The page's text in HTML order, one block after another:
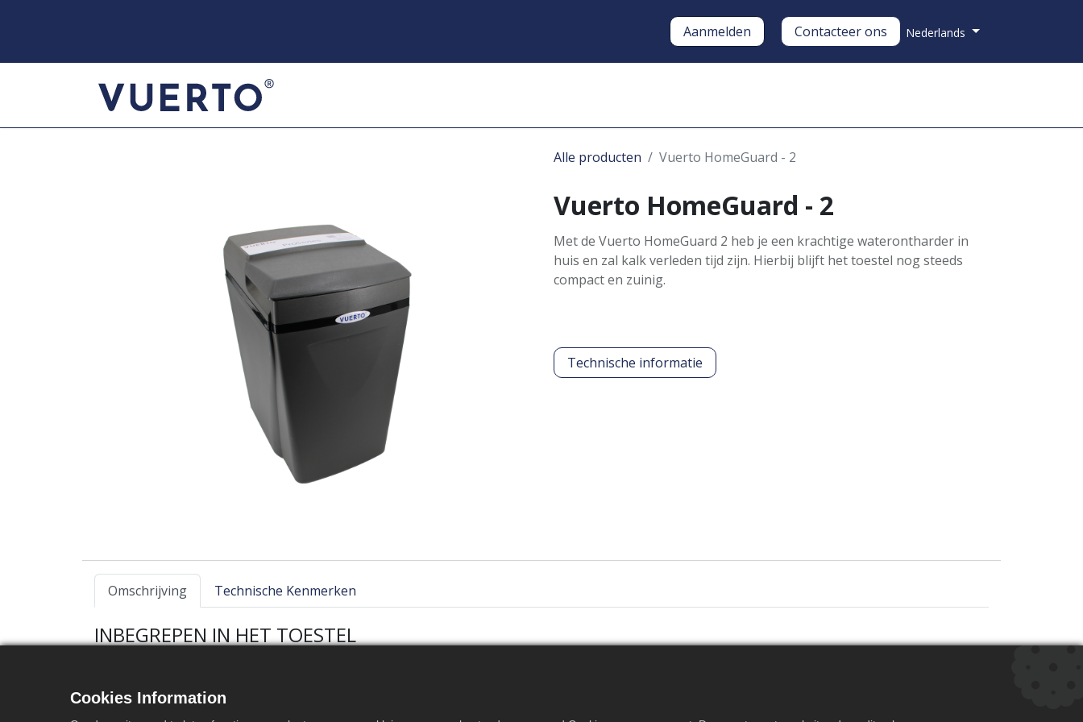
Nederlands
Aanmelden Contacteer ons
Alle producten Vuerto HomeGuard - 2
Vuerto HomeGuard - 2
Met de Vuerto HomeGuard 2 heb je een krachtige waterontharder in
huis en zal kalk verleden tijd zijn. Hierbij blijft het toestel nog steeds
compact en zuinig.
Technische informatie
Omschrijving Technische Kenmerken
INBEGREPEN IN HET TOESTEL
Resthardheidregeling
Cookies Information